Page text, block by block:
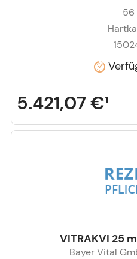
56
5.421,07 €¹
VITRAKVI 25
Bayer Vital